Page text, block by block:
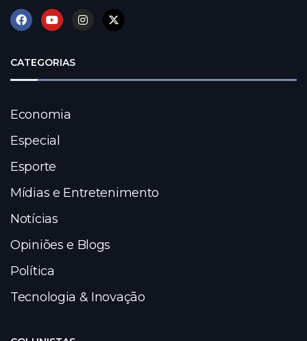
CATEGORIAS
Economia
Especial
Esporte
Mídias e Entretenimento
Notícias
Opiniões e Blogs
Política
Tecnologia & Inovação